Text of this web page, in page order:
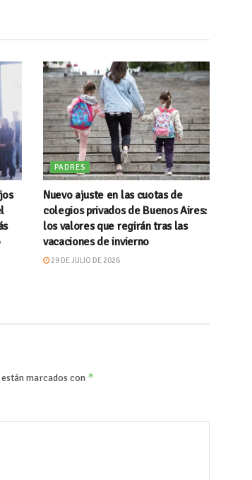
PADRES
Nuevo ajuste en las cuotas de
colegios privados de Buenos Aires:
los valores que regirán tras las
vacaciones de invierno
29 DE JULIO DE 2026
marcados con *